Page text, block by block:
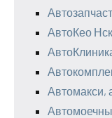
АвтоКео
Автомакси,